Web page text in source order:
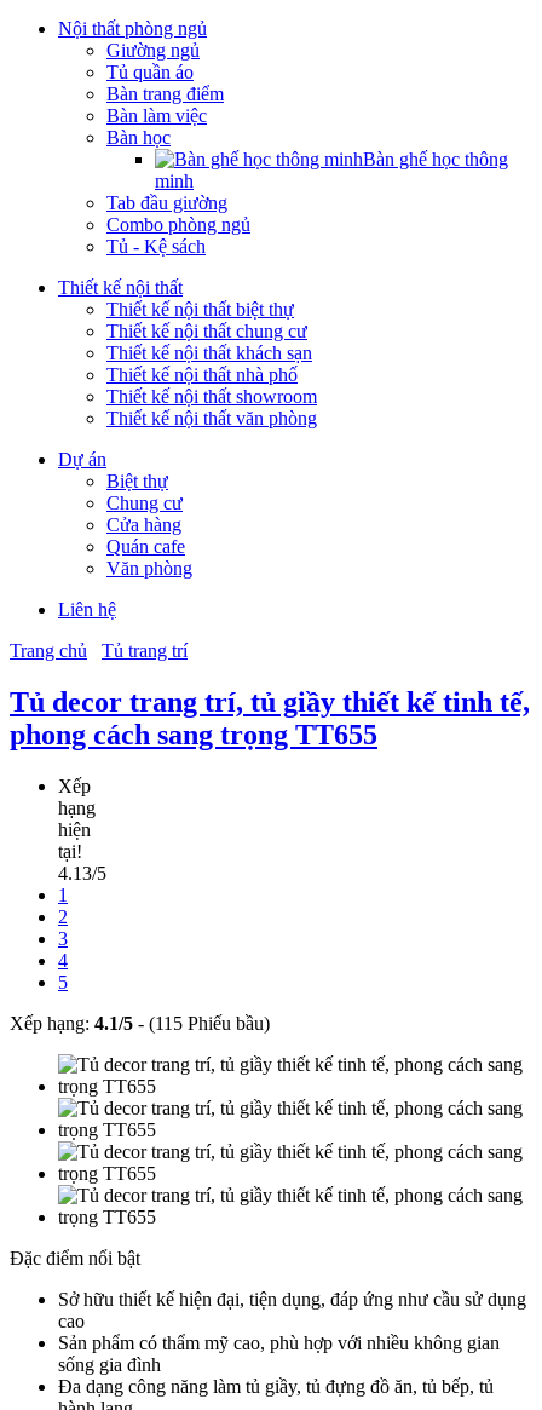
Nội thất phòng ngủ
Giường ngủ
Tủ quần áo
Bàn trang điểm
Bàn làm việc
Bàn học
Bàn ghế học thông
minh
Tab đầu giường
Combo phòng ngủ
Tủ - Kệ sách
Thiết kế nội thất
Thiết kế nội thất biệt thự
Thiết kế nội thất chung cư
Thiết kế nội thất khách sạn
Thiết kế nội thất nhà phố
Thiết kế nội thất showroom
Thiết kế nội thất văn phòng
Dự án
Biệt thự
Chung cư
Cửa hàng
Quán cafe
Văn phòng
Liên hệ
Trang chủ
Tủ trang trí
Tủ decor trang trí, tủ giầy thiết kế tinh tế,
phong cách sang trọng TT655
Xếp
hạng
hiện
tại!
4.13/5
1
2
3
4
5
Xếp hạng: 4.1/5 - (115 Phiếu bầu)
Đặc điểm nổi bật
Sở hữu thiết kế hiện đại, tiện dụng, đáp ứng như cầu sử dụng
cao
Sản phẩm có thẩm mỹ cao, phù hợp với nhiều không gian
sống gia đình
Đa dạng công năng làm tủ giầy, tủ đựng đồ ăn, tủ bếp, tủ